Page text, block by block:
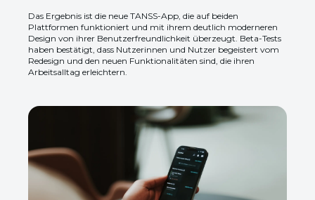
Das Ergebnis ist die neue TANSS-App, die auf beiden
Plattformen funktioniert und mit ihrem deutlich moderneren
Design von ihrer Benutzerfreundlichkeit überzeugt. Beta-Tests
haben bestätigt, dass Nutzerinnen und Nutzer begeistert vom
Redesign und den neuen Funktionalitäten sind, die ihren
Arbeitsalltag erleichtern.